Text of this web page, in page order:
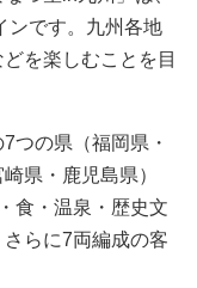
ンです。九州各地
を楽しむことを目
つの県（福岡県・
県・鹿児島県）
食・温泉・歴史文
らに7両編成の客